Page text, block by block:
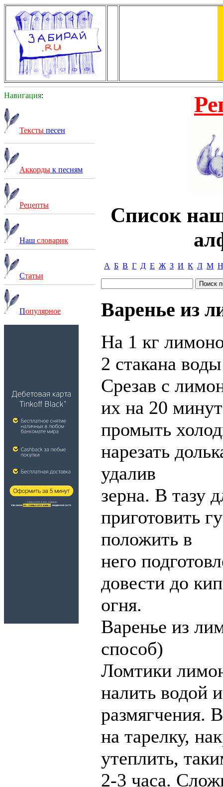
Навигация:
Тексты песен
Аккорды к песням
Рецепты
Наш словарик
Статьи
Популярное
Список
А Б В Г Д Е Ж З И К Л М Н
Варенье из
На 1 кг
2 стакана воды
Срезав с
их на 20
промыть
нарезать
удалив
зерна. В тазу
приготовить
положить в
него
довести до
огня.
Варенье из
способ)
Ломтики
налить водой
размягчения.
на тарелку,
утеплить,
2-3 часа.